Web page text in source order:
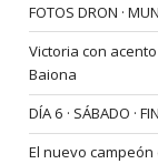
FOTOS DRON ·
Victoria con
Baiona
DÍA 6 · SÁBADO ·
El nuevo